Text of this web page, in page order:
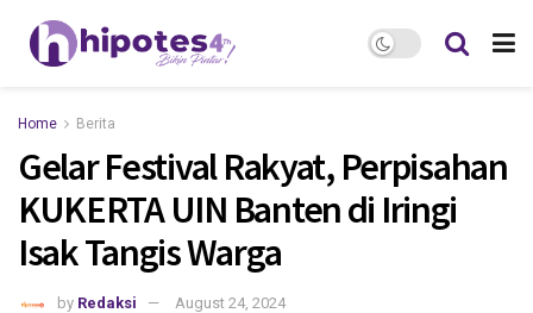
Home Berita
Gelar Festival Rakyat, Perpisahan
KUKERTA UIN Banten di Iringi
Isak Tangis Warga
by Redaksi August 24, 2024